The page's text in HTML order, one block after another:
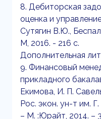
8. Дебиторская
оценка и
Сутягин В.Ю.,
М, 2016. - 216 с.
Дополнительная
9. Финансовый
прикладного
Екимова, И. П.
Рос. экон. ун-т им.
– М. :Юрайт, 2014. –